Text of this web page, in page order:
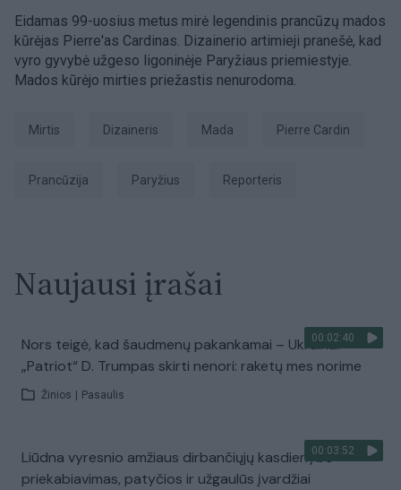
Eidamas 99-uosius metus mirė legendinis prancūzų mados
kūrėjas Pierre'as Cardinas. Dizainerio artimieji pranešė, kad
vyro gyvybė užgeso ligoninėje Paryžiaus priemiestyje.
Mados kūrėjo mirties priežastis nenurodoma.
Mirtis dizaineris Mada Pierre Cardin
Prancūzija Paryžius Reporteris
Naujausi įrašai
00:02:40
Nors teigė, kad šaudmenų pakankamai – Ukrainai
„Patriot“ D. Trumpas skirti nenori: raketų mes norime
Žinios Pasaulis
00:03:52
Liūdna vyresnio amžiaus dirbančiųjų kasdienybė –
priekabiavimas, patyčios ir užgaulūs įvardžiai